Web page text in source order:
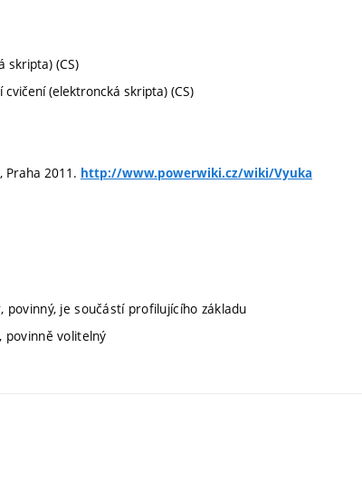
skripta) (CS)
(elektroncká skripta) (CS)
Praha 2011. http://www.powerwiki.cz/wiki/Vyuka
je součástí profilujícího základu
povinně volitelný